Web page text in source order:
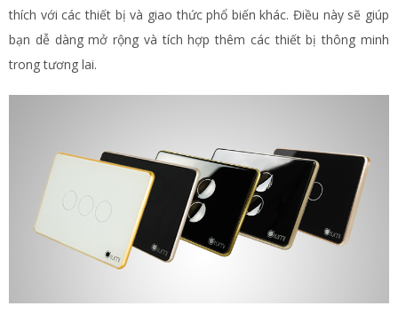
thích với các thiết bị và giao thức phổ biến khác. Điều này sẽ giúp
bạn dễ dàng mở rộng và tích hợp thêm các thiết bị thông minh
trong tương lai.